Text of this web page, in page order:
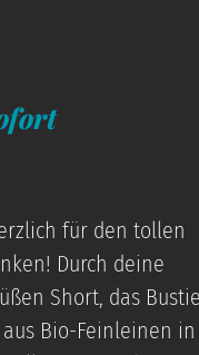
für den tollen
Durch deine
Short, das
Bio-Feinleinen in